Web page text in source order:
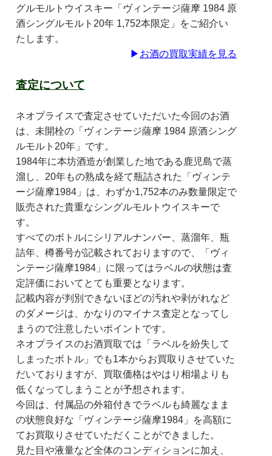
グルモルトウイスキー「ヴィンテージ薩摩 1984 原
酒シングルモルト20年 1,752本限定」をご紹介い
たします。
▶ お酒の買取実績を見る
査定について
ネオプライスで査定させていただいた今回のお酒
は、未開栓の「ヴィンテージ薩摩 1984 原酒シング
ルモルト20年」です。
1984年に本坊酒造が創業した地である鹿児島で蒸
溜し、20年もの熟成を経て瓶詰された「ヴィンテ
ージ薩摩1984」は、わずか1,752本のみ数量限定で
販売された貴重なシングルモルトウイスキーで
す。
すべてのボトルにシリアルナンバー、蒸溜年、瓶
詰年、樽番号が記載されておりますので、「ヴィ
ンテージ薩摩1984」に限ってはラベルの状態は査
定評価においてとても重要となります。
記載内容が判別できないほどの汚れや剥がれなど
のダメージは、かなりのマイナス査定となってし
まうので注意したいポイントです。
ネオプライスのお酒買取では「ラベルを紛失して
しまったボトル」でも1本からお買取りさせていた
だいておりますが、買取価格はやはり相場よりも
低くなってしまうことが予想されます。
今回は、付属品の外箱付きでラベルも綺麗なまま
の状態良好な「ヴィンテージ薩摩1984」を高額に
てお買取りさせていただくことができました。
見た目や液量など全体のコンディションに加え、